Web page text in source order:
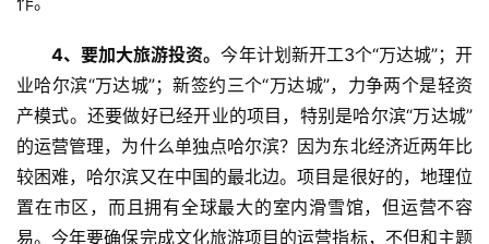
4、要加大旅游投资。今年计划新开工3个“万达城”；开
业哈尔滨“万达城”；新签约三个“万达城”，力争两个是轻资
产模式。还要做好已经开业的项目，特别是哈尔滨“万达城”
的运营管理，为什么单独点哈尔滨？因为东北经济近两年比
较困难，哈尔滨又在中国的最北边。项目是很好的，地理位
置在市区，而且拥有全球最大的室内滑雪馆，但运营不容
易。今年要确保完成文化旅游项目的运营指标，不但和主题